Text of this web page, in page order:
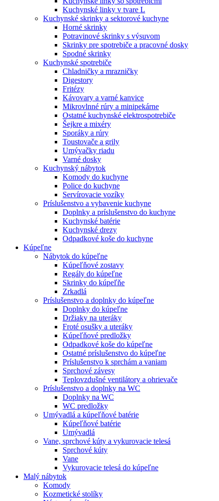
Kuchynské linky v tvare L
Kuchynské skrinky a sektorové kuchyne
Horné skrinky
Potravinové skrinky s výsuvom
Skrinky pre spotrebiče a pracovné dosky
Spodné skrinky
Kuchynské spotrebiče
Chladničky a mrazničky
Digestory
Fritézy
Kávovary a varné kanvice
Mikrovlnné rúry a minipekárne
Ostatné kuchynské elektrospotrebiče
Šejkre a mixéry
Sporáky a rúry
Toustovače a grily
Umývačky riadu
Varné dosky
Kuchynský nábytok
Komody do kuchyne
Police do kuchyne
Servírovacie vozíky
Príslušenstvo a vybavenie kuchyne
Doplnky a príslušenstvo do kuchyne
Kuchynské batérie
Kuchynské drezy
Odpadkové koše do kuchyne
Kúpeľne
Nábytok do kúpeľne
Kúpeľňové zostavy
Regály do kúpeľne
Skrinky do kúpeľňe
Zrkadlá
Príslušenstvo a doplnky do kúpeľne
Doplnky do kúpeľne
Držiaky na uteráky
Froté osušky a uteráky
Kúpeľňové predložky
Odpadkové koše do kúpeľne
Ostatné príslušenstvo do kúpeľne
Príslušenstvo k sprchám a vaniam
Sprchové závesy
Teplovzdušné ventilátory a ohrievače
Príslušenstvo a doplnky na WC
Doplnky na WC
WC predložky
Umývadlá a kúpeľňové batérie
Kúpeľňové batérie
Umývadlá
Vane, sprchové kúty a vykurovacie telesá
Sprchové kúty
Vane
Vykurovacie telesá do kúpeľne
Malý nábytok
Komody
Kozmetické stolíky